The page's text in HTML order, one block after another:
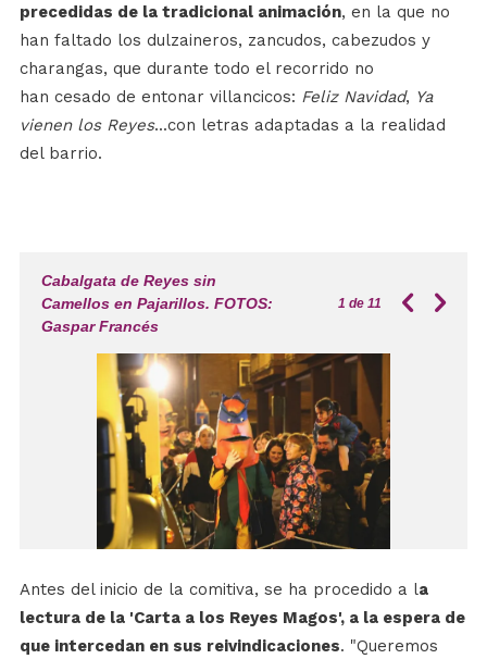
precedidas de la tradicional animación, en la que no
han faltado los dulzaineros, zancudos, cabezudos y
charangas, que durante todo el recorrido no
han cesado de entonar villancicos: Feliz Navidad, Ya
vienen los Reyes...con letras adaptadas a la realidad
del barrio.
Cabalgata de Reyes sin
Camellos en Pajarillos. FOTOS:
Gaspar Francés
1 de 11
Antes del inicio de la comitiva, se ha procedido a la
lectura de la 'Carta a los Reyes Magos', a la espera de
que intercedan en sus reivindicaciones. "Queremos